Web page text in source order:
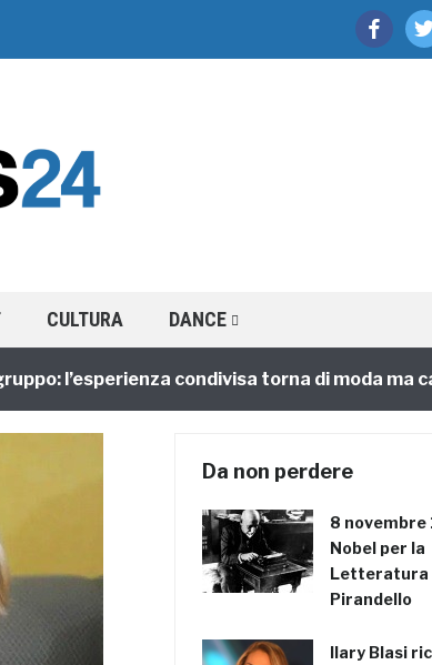
facebook
CULTURA DANCE
l’esperienza condivisa torna di moda ma
Da non perdere
8 novembre
Nobel per la
Letteratura
Pirandello
Ilary Blasi